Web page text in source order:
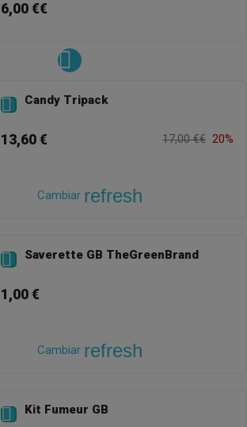
6,00 €€
 Candy Tripack
13,60 € 17,00 €€ 20%
Cambiar refresh
 Saverette GB TheGreenBrand
1,00 €
Cambiar refresh
 Kit Fumeur GB